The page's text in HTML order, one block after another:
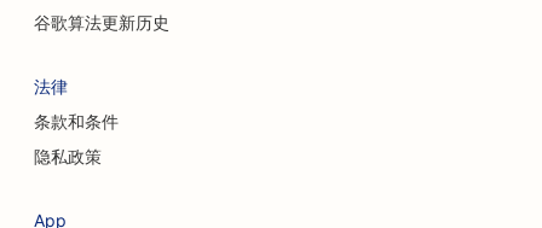
谷歌算法更新历史
法律
条款和条件
隐私政策
App